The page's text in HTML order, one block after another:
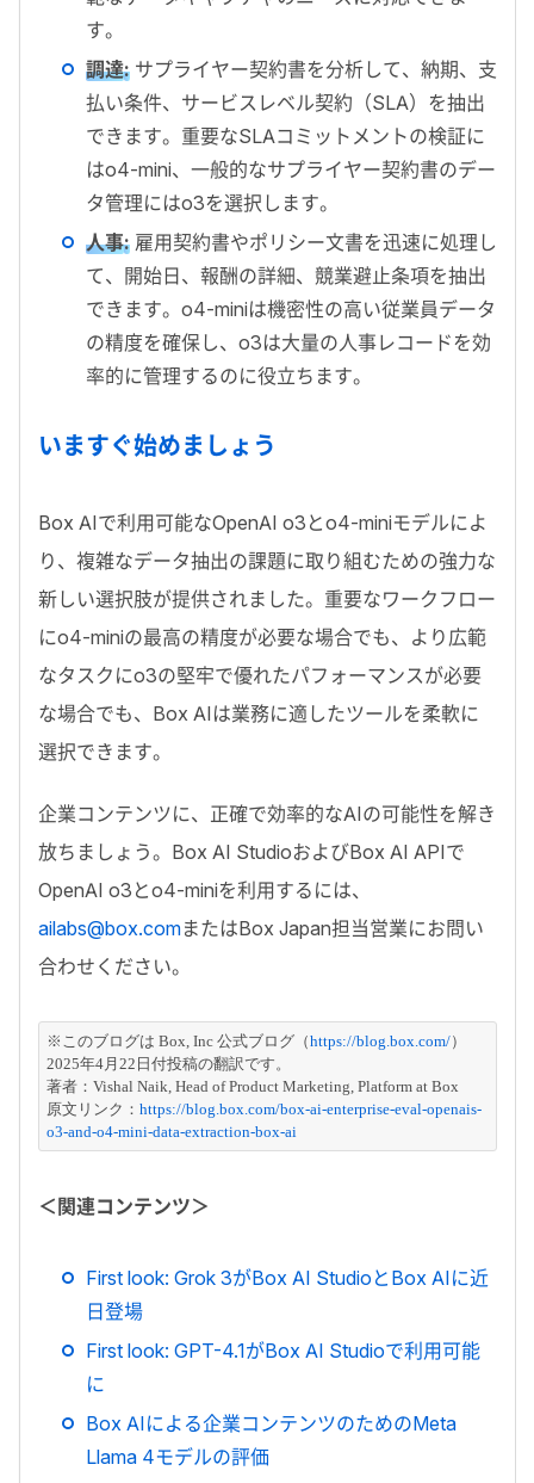
す。
調達: サプライヤー契約書を分析して、納期、支
払い条件、サービスレベル契約（SLA）を抽出
できます。重要なSLAコミットメントの検証に
はo4-mini、一般的なサプライヤー契約書のデー
タ管理にはo3を選択します。
人事: 雇用契約書やポリシー文書を迅速に処理し
て、開始日、報酬の詳細、競業避止条項を抽出
できます。o4-miniは機密性の高い従業員データ
の精度を確保し、o3は大量の人事レコードを効
率的に管理するのに役立ちます。
いますぐ始めましょう
Box AIで利用可能なOpenAI o3とo4-miniモデルによ
り、複雑なデータ抽出の課題に取り組むための強力な
新しい選択肢が提供されました。重要なワークフロー
にo4-miniの最高の精度が必要な場合でも、より広範
なタスクにo3の堅牢で優れたパフォーマンスが必要
な場合でも、Box AIは業務に適したツールを柔軟に
選択できます。
企業コンテンツに、正確で効率的なAIの可能性を解き
放ちましょう。Box AI StudioおよびBox AI APIで
OpenAI o3とo4-miniを利用するには、
ailabs@box.comまたはBox Japan担当営業にお問い
合わせください。
※このブログは Box, Inc 公式ブログ（https://blog.box.com/）
2025年4月22日付投稿の翻訳です。
著者： Vishal Naik, Head of Product Marketing, Platform at Box
原文リンク： https://blog.box.com/box-ai-enterprise-eval-openais-
o3-and-o4-mini-data-extraction-box-ai
＜関連コンテンツ＞
First look: Grok 3がBox AI StudioとBox AIに近
日登場
First look: GPT-4.1がBox AI Studioで利用可能
に
Box AIによる企業コンテンツのためのMeta
Llama 4モデルの評価